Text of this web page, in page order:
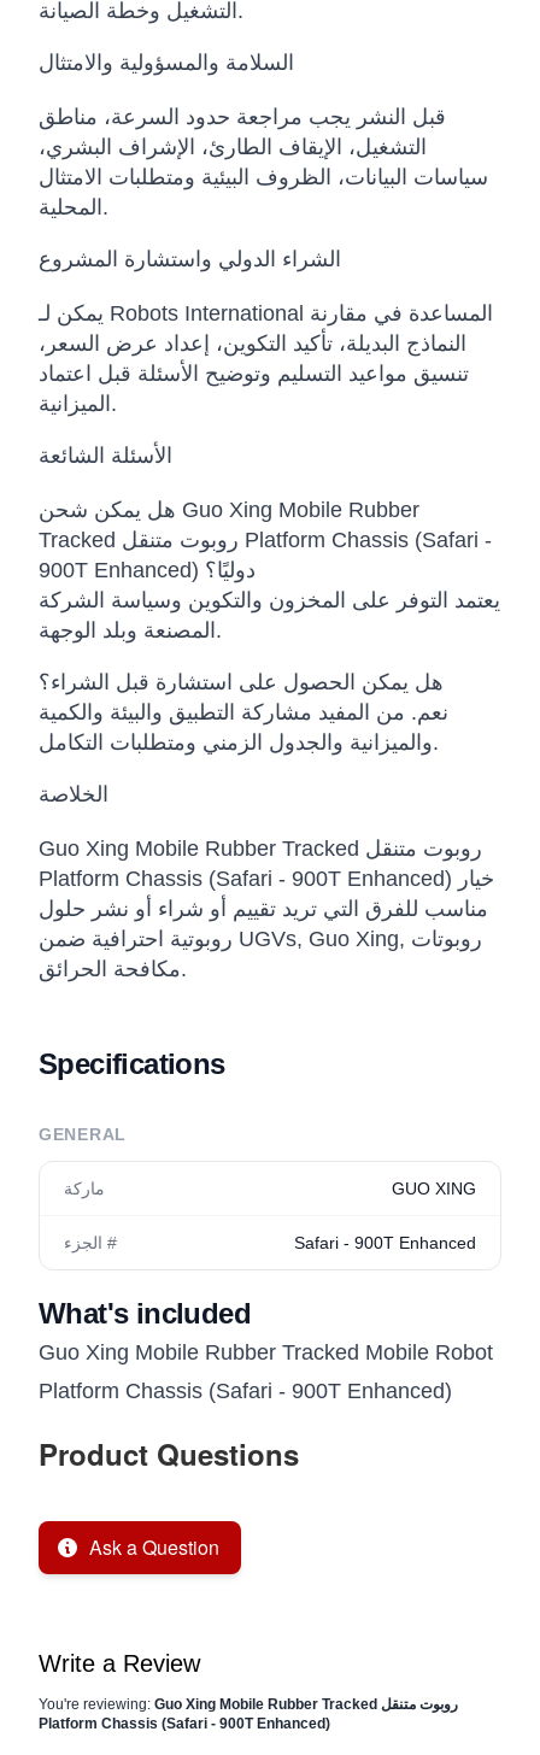
التشغيل وخطة الصيانة.
السلامة والمسؤولية والامتثال
قبل النشر يجب مراجعة حدود السرعة، مناطق
التشغيل، الإيقاف الطارئ، الإشراف البشري،
سياسات البيانات، الظروف البيئية ومتطلبات الامتثال
المحلية.
الشراء الدولي واستشارة المشروع
يمكن لـ Robots International المساعدة في مقارنة
النماذج البديلة، تأكيد التكوين، إعداد عرض السعر،
تنسيق مواعيد التسليم وتوضيح الأسئلة قبل اعتماد
الميزانية.
الأسئلة الشائعة
هل يمكن شحن Guo Xing Mobile Rubber
Tracked روبوت متنقل Platform Chassis (Safari -
900T Enhanced) دوليًا؟
يعتمد التوفر على المخزون والتكوين وسياسة الشركة
المصنعة وبلد الوجهة.
هل يمكن الحصول على استشارة قبل الشراء؟
نعم. من المفيد مشاركة التطبيق والبيئة والكمية
والميزانية والجدول الزمني ومتطلبات التكامل.
الخلاصة
Guo Xing Mobile Rubber Tracked روبوت متنقل
Platform Chassis (Safari - 900T Enhanced) خيار
مناسب للفرق التي تريد تقييم أو شراء أو نشر حلول
روبوتية احترافية ضمن UGVs, Guo Xing, روبوتات
مكافحة الحرائق.
Specifications
GENERAL
ماركة GUO XING
الجزء # Safari - 900T Enhanced
What's included
Guo Xing Mobile Rubber Tracked Mobile Robot
Platform Chassis (Safari - 900T Enhanced)
Product Questions
Ask a Question
Write a Review
You're reviewing: Guo Xing Mobile Rubber Tracked روبوت متنقل
Platform Chassis (Safari - 900T Enhanced)